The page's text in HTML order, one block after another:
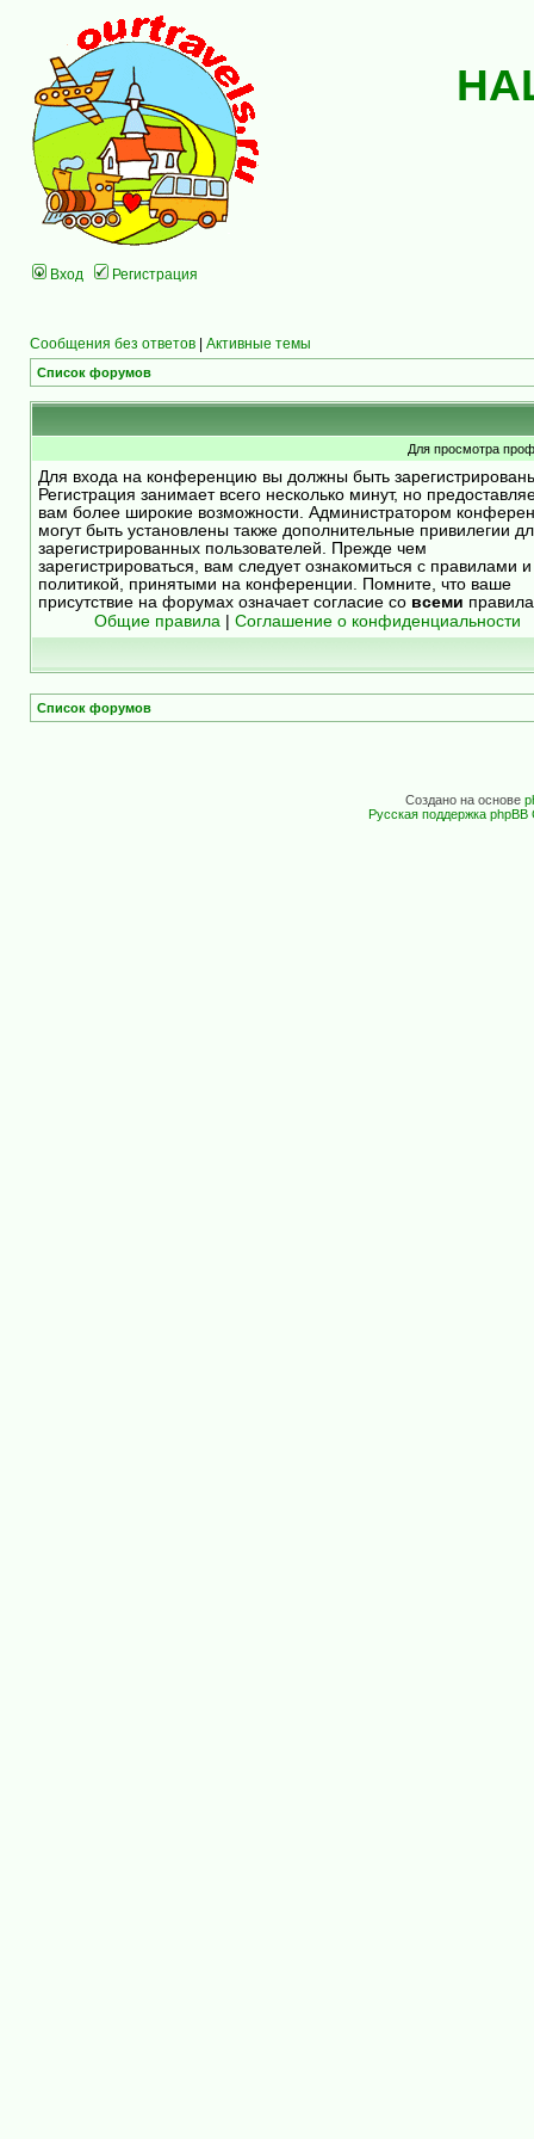
Вход Регистрация
Сообщения без ответов | Активные темы
Список форумов
Для просмотра
Для входа на конференцию вы должны быть
Регистрация занимает всего несколько минут, но
вам более широкие возможности. Администратором
могут быть установлены также дополнительные привилегии
зарегистрированных пользователей. Прежде чем
зарегистрироваться, вам следует ознакомиться с правилами и
политикой, принятыми на конференции. Помните, что ваше
присутствие на форумах означает согласие со всеми
Общие правила
Соглашение о конфиденциальности
Список форумов
Создано на основе
Русская поддержка phpBB